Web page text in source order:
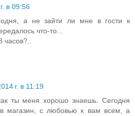
в 09:56
а не зайти ли мне в гости к
что-то...
г. в 11:19
ты меня хорошо знаешь. Сегодня
в магазин, с любовью к вам всем, а